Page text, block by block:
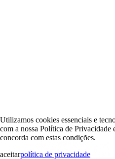
Utilizamos cookies essenciais e
com a nossa Política de
concorda com estas condições.
aceitarpolítica de privacidade